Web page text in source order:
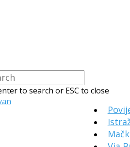
to search or ESC to close